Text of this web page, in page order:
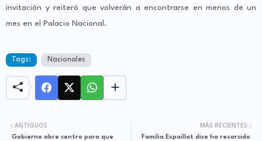
invitación y reiteró que volverán a encontrarse en menos de un
mes en el Palacio Nacional.
Tags: Nacionales
MÁS RECIENTES
Familia Espaillat dice ha resarcido
ANTIGUOS
Gobierno abre centro para que